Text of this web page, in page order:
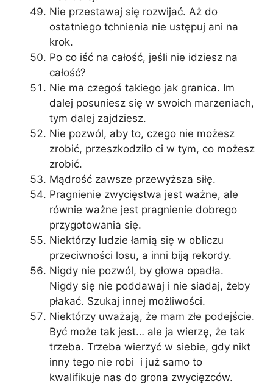
Nie przestawaj się rozwijać. Aż do
ostatniego tchnienia nie ustępuj ani na
krok.
Po co iść na całość, jeśli nie idziesz na
całość?
Nie ma czegoś takiego jak granica. Im
dalej posuniesz się w swoich marzeniach,
tym dalej zajdziesz.
Nie pozwól, aby to, czego nie możesz
zrobić, przeszkodziło ci w tym, co możesz
zrobić.
Mądrość zawsze przewyższa siłę.
Pragnienie zwycięstwa jest ważne, ale
równie ważne jest pragnienie dobrego
przygotowania się.
Niektórzy ludzie łamią się w obliczu
przeciwności losu, a inni biją rekordy.
Nigdy nie pozwól, by głowa opadła.
Nigdy się nie poddawaj i nie siadaj, żeby
płakać. Szukaj innej możliwości.
Niektórzy uważają, że mam złe podejście.
Być może tak jest… ale ja wierzę, że tak
trzeba. Trzeba wierzyć w siebie, gdy nikt
inny tego nie robi i już samo to
kwalifikuje nas do grona zwycięzców.